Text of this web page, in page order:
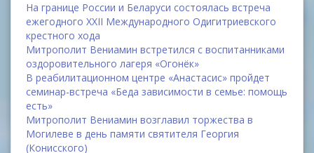
На границе России и Беларуси состоялась встреча
ежегодного XXII Международного Одигитриевского
крестного хода
Митрополит Вениамин встретился с воспитанниками
оздоровительного лагеря «Огонёк»
В реабилитационном центре «Анастасис» пройдет
семинар-встреча «Беда зависимости в семье: помощь
есть»
Митрополит Вениамин возглавил торжества в
Могилеве в день памяти святителя Георгия
(Конисского)